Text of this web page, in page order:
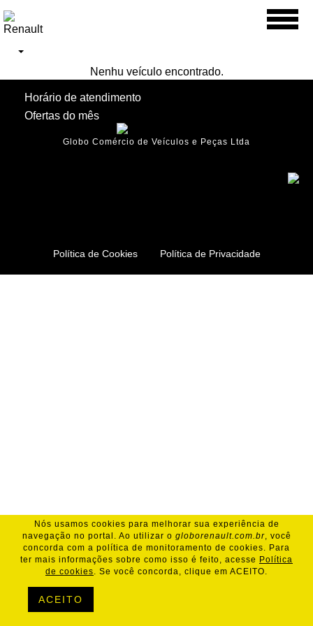
Nenhu veículo encontrado.
Horário de atendimento
Ofertas do mês
Globo Comércio de Veículos e Peças Ltda
Política de Cookies Política de Privacidade
Nós usamos cookies para melhorar sua experiência de
navegação no portal. Ao utilizar o globorenault.com.br, você
concorda com a política de monitoramento de cookies. Para
ter mais informações sobre como isso é feito, acesse Política
de cookies. Se você concorda, clique em ACEITO.
ACEITO